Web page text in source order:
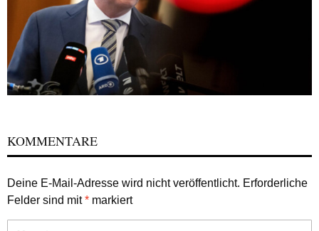
KOMMENTARE
Deine E-Mail-Adresse wird nicht veröffentlicht. Erforderliche
Felder sind mit* markiert